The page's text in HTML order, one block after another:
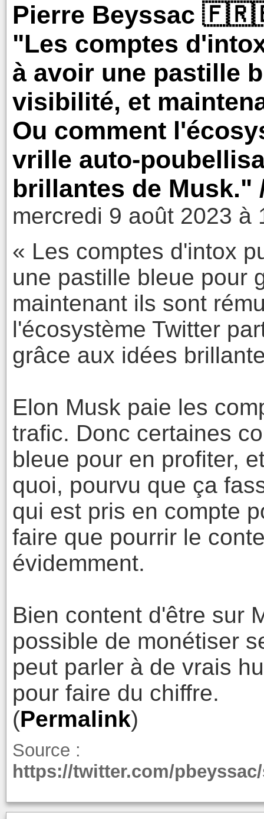
Pierre Beyssac
"Les comptes
à avoir une pastille
visibilité, et
Ou comment
vrille auto-
brillantes de Musk."
mercredi 9 août 2023 à
« Les comptes d'intox
une pastille bleue pour
maintenant ils sont
l'écosystème Twitter
grâce aux idées
Elon Musk paie les
trafic. Donc certaines
bleue pour en profiter,
quoi, pourvu que ça
qui est pris en compte
faire que pourrir le
évidemment.
Bien content d'être sur
possible de monétiser
peut parler à de vrais
pour faire du chiffre.
(Permalink)
Source :
https://twitter.com/